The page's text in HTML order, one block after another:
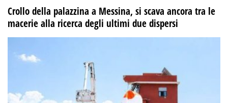
Crollo della palazzina a Messina, si scava ancora tra le
macerie alla ricerca degli ultimi due dispersi